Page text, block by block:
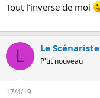
Tout l’inverse de moi
L Le Scénariste
P'tit nouveau
17/4/19